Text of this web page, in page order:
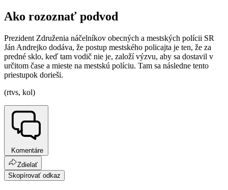
Ako rozoznať podvod
Prezident Združenia náčelníkov obecných a mestských polícii SR
Ján Andrejko dodáva, že postup mestského policajta je ten, že za
predné sklo, keď tam vodič nie je, založí výzvu, aby sa dostavil v
určitom čase a mieste na mestskú políciu. Tam sa následne tento
priestupok dorieši.
(rtvs, kol)
Komentáre
Zdielať
Skopírovať odkaz